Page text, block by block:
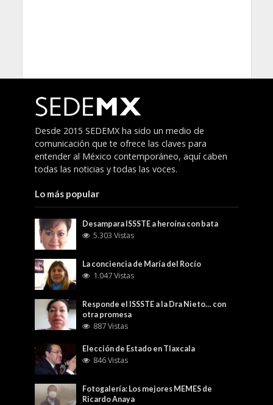
Desde 2015 SEDEMX ha sido un medio de
comunicación que te ofrece las claves para
entender al México contemporáneo, aquí caben
todas las noticias y todas las voces.
Lo más popular
Desampara ISSSTE a heroína con bata
5.303 Vistas
La conciencia de María del Rocío
1.047 Vistas
Responde el ISSSTE a la Dra Nieto… con
otra promesa
887 Vistas
Elección de Estado en Tlaxcala
846 Vistas
Fotogalería: Los mejores MEMES de
Ricardo Anaya